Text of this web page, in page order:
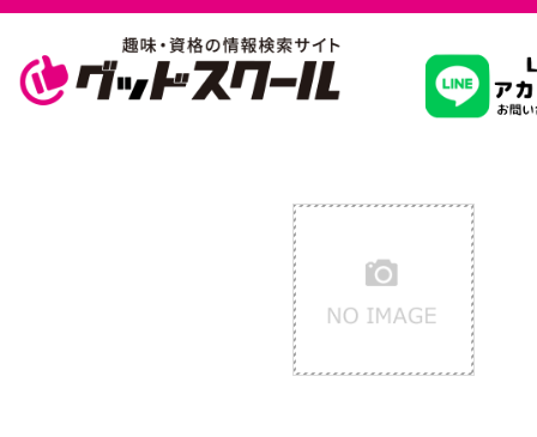
習いたいこ
スクールを
駅・路線か